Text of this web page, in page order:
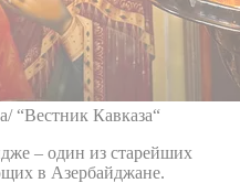
“Вестник Кавказа“
– один из старейших
в Азербайджане.